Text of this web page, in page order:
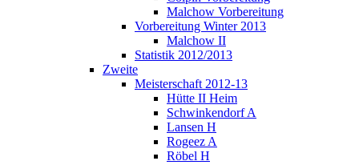
Malchow Vorbereitung
Vorbereitung Winter 2013
Malchow II
Statistik 2012/2013
Zweite
Meisterschaft 2012-13
Hütte II Heim
Schwinkendorf A
Lansen H
Rogeez A
Röbel H